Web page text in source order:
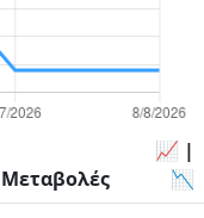
Μεταβολές
📈 |
📉